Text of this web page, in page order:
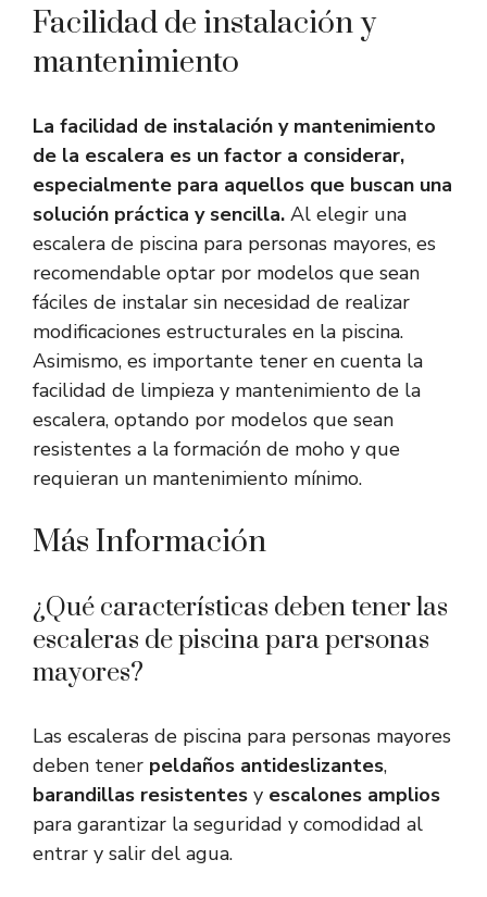
Facilidad de instalación y
mantenimiento
La facilidad de instalación y mantenimiento
de la escalera es un factor a considerar,
especialmente para aquellos que buscan una
solución práctica y sencilla. Al elegir una
escalera de piscina para personas mayores, es
recomendable optar por modelos que sean
fáciles de instalar sin necesidad de realizar
modificaciones estructurales en la piscina.
Asimismo, es importante tener en cuenta la
facilidad de limpieza y mantenimiento de la
escalera, optando por modelos que sean
resistentes a la formación de moho y que
requieran un mantenimiento mínimo.
Más Información
¿Qué características deben tener las
escaleras de piscina para personas
mayores?
Las escaleras de piscina para personas mayores
deben tener peldaños antideslizantes,
barandillas resistentes y escalones amplios
para garantizar la seguridad y comodidad al
entrar y salir del agua.